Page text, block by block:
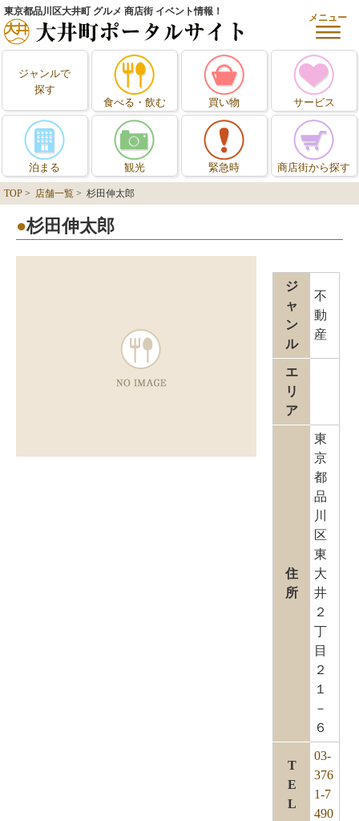
東京都品川区大井町 グルメ 商店街 イベント情報！
メニュー
ジャンルで
探す
食べる・飲む
買い物 サービス
泊まる 観光 緊急時 商店街から探す
TOP > 店舗一覧 > 杉田伸太郎
杉田伸太郎
ジ
ャ
ン
ル
不
動
産
エ
リ
ア
住
所
東
京
都
品
川
区
東
大
井
２
丁
目
２
１
－
６
T
E
L
03-
376
1-7
490